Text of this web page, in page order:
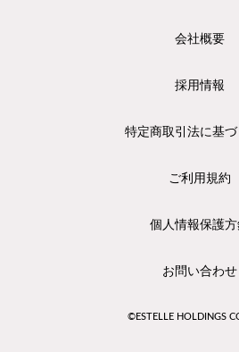
会社概要
採用情報
特定商取引法に基
ご利用規約
個人情報保護
お問い合わせ
©ESTELLE HOLDINGS